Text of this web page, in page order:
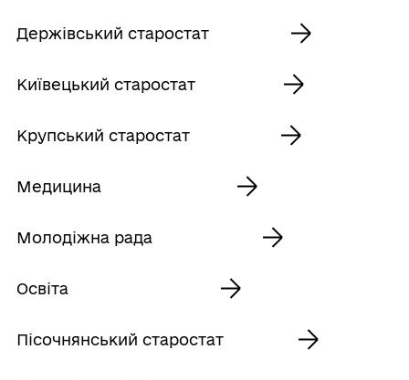
Держівський старостат
Київецький старостат
Крупський старостат
Медицина
Молодіжна рада
Освіта
Пісочнянський старостат